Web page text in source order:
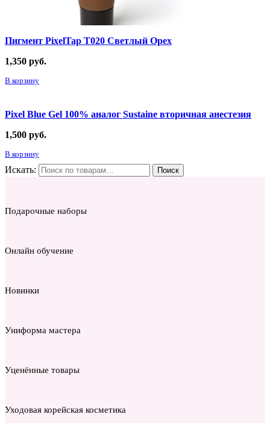
Пигмент PixelTap Т020 Светлый Орех
1,350 руб.
В корзину
Pixel Blue Gel 100% аналог Sustaine вторичная анестезия
1,500 руб.
В корзину
Искать: Поиск
Подарочные наборы
Онлайн обучение
Новинки
Униформа мастера
Уценённые товары
Уходовая корейская косметика